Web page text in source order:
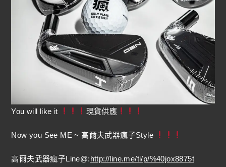
You will like it 現貨供應
Now you See ME ~ 高爾夫武器瘋子Style
高爾夫武器瘋子Line@:http://line.me/ti/p/%40jox8875t